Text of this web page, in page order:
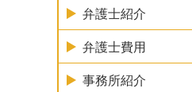
弁護士紹介
弁護士費用
事務所紹介